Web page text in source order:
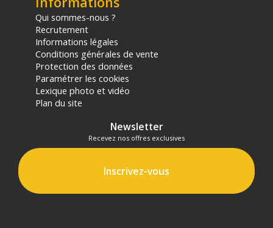
Qui sommes-nous ?
Recrutement
Informations légales
Conditions générales de vente
Protection des données
Paramétrer les cookies
Lexique photo et vidéo
Plan du site
Newsletter
Recevez nos offres exclusives
Inscrivez-vous